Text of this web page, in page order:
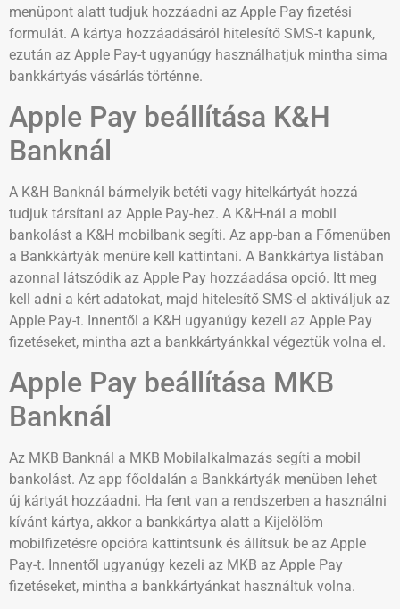
menüpont alatt tudjuk hozzáadni az Apple Pay fizetési
formulát. A kártya hozzáadásáról hitelesítő SMS-t kapunk,
ezután az Apple Pay-t ugyanúgy használhatjuk mintha sima
bankkártyás vásárlás történne.
Apple Pay beállítása K&H
Banknál
A K&H Banknál bármelyik betéti vagy hitelkártyát hozzá
tudjuk társítani az Apple Pay-hez. A K&H-nál a mobil
bankolást a K&H mobilbank segíti. Az app-ban a Főmenüben
a Bankkártyák menüre kell kattintani. A Bankkártya listában
azonnal látszódik az Apple Pay hozzáadása opció. Itt meg
kell adni a kért adatokat, majd hitelesítő SMS-el aktiváljuk az
Apple Pay-t. Innentől a K&H ugyanúgy kezeli az Apple Pay
fizetéseket, mintha azt a bankkártyánkkal végeztük volna el.
Apple Pay beállítása MKB
Banknál
Az MKB Banknál a MKB Mobilalkalmazás segíti a mobil
bankolást. Az app főoldalán a Bankkártyák menüben lehet
új kártyát hozzáadni. Ha fent van a rendszerben a használni
kívánt kártya, akkor a bankkártya alatt a Kijelölöm
mobilfizetésre opcióra kattintsunk és állítsuk be az Apple
Pay-t. Innentől ugyanúgy kezeli az MKB az Apple Pay
fizetéseket, mintha a bankkártyánkat használtuk volna.